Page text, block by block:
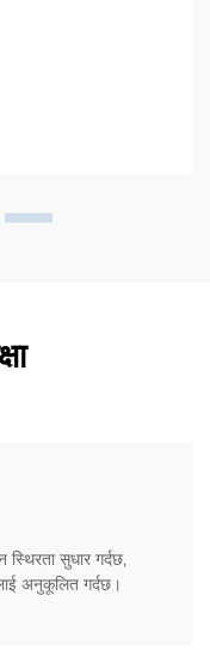
स्थिरता सुधार गर्दछ,
अनुकूलित गर्दछ।